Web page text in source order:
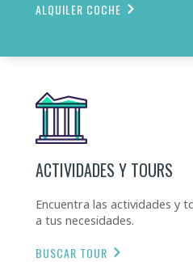
ALQUILER COCHE
ACTIVIDADES Y TOURS
Encuentra las actividades y
a tus necesidades.
BUSCAR TOUR